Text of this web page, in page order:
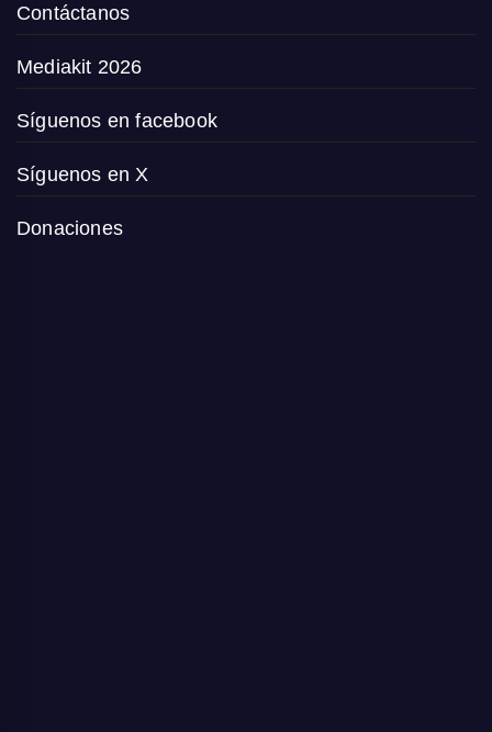
Contáctanos
Mediakit 2026
Síguenos en facebook
Síguenos en X
Donaciones